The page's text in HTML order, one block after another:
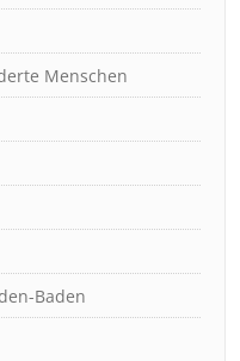
Menschen
Baden